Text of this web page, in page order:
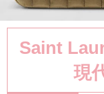
Saint
現